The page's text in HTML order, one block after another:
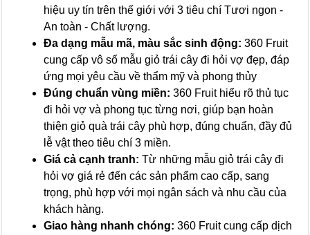
hiệu uy tín trên thế giới với 3 tiêu chí Tươi ngon -
An toàn - Chất lượng.
Đa dạng mẫu mã, màu sắc sinh động: 360 Fruit
cung cấp vô số mẫu giỏ trái cây đi hỏi vợ đẹp, đáp
ứng mọi yêu cầu về thẩm mỹ và phong thủy
Đúng chuẩn vùng miền: 360 Fruit hiểu rõ thủ tục
đi hỏi vợ và phong tục từng nơi, giúp bạn hoàn
thiện giỏ quà trái cây phù hợp, đúng chuẩn, đầy đủ
lễ vật theo tiêu chí 3 miền.
Giá cả cạnh tranh: Từ những mẫu giỏ trái cây đi
hỏi vợ giá rẻ đến các sản phẩm cao cấp, sang
trọng, phù hợp với mọi ngân sách và nhu cầu của
khách hàng.
Giao hàng nhanh chóng: 360 Fruit cung cấp dịch